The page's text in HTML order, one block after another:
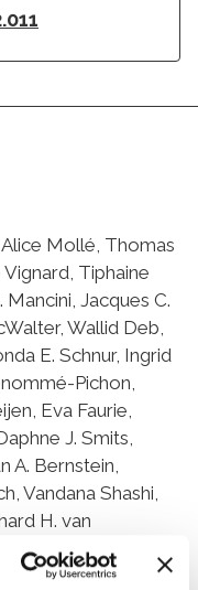
Mollé, Thomas
Tiphaine
Jacques C.
Wallid Deb,
E. Schnur, Ingrid
Pichon,
Eva Faurie,
J. Smits,
A. Bernstein,
Vandana Shashi,
H. van
Evan H.
Lukáš